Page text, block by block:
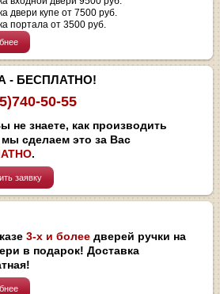
двери купе от 7500 руб.
портала от 3500 руб.
- БЕСПЛАТНО!
50-55
не знаете, как производить
сделаем это за Вас
.
заявку
3-х и более дверей ручки на
в подарок! Доставка